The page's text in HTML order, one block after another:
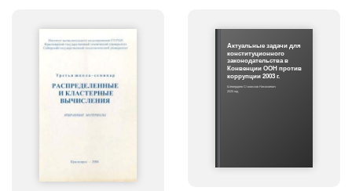
Актуальные задачи для
конституционного
законодательства в
Конвенции ООН против
коррупции 2003 г.
Шевердяев Станислав Николаевич
2025 год